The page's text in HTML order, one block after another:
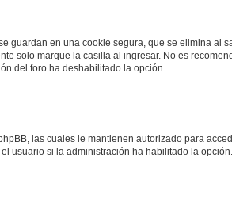
guardan en una cookie segura, que se elimina al
solo marque la casilla al ingresar. No es
del foro ha deshabilitado la opción.
las cuales le mantienen autorizado para
usuario si la administración ha habilitado la